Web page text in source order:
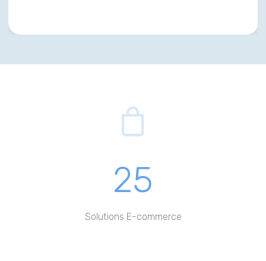
25
Solutions E-commerce